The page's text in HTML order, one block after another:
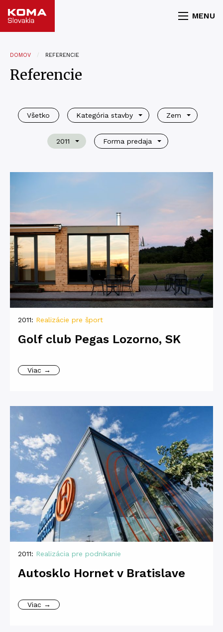
MENU
DOMOV REFERENCIE
Referencie
Všetko Kategória stavby Zem
2011 Forma predaja
2011: Realizácie pre šport
Golf club Pegas Lozorno, SK
Viac →
2011: Realizácia pre podnikanie
Autosklo Hornet v Bratislave
Viac →